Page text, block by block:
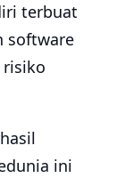
terbuat
software
ini